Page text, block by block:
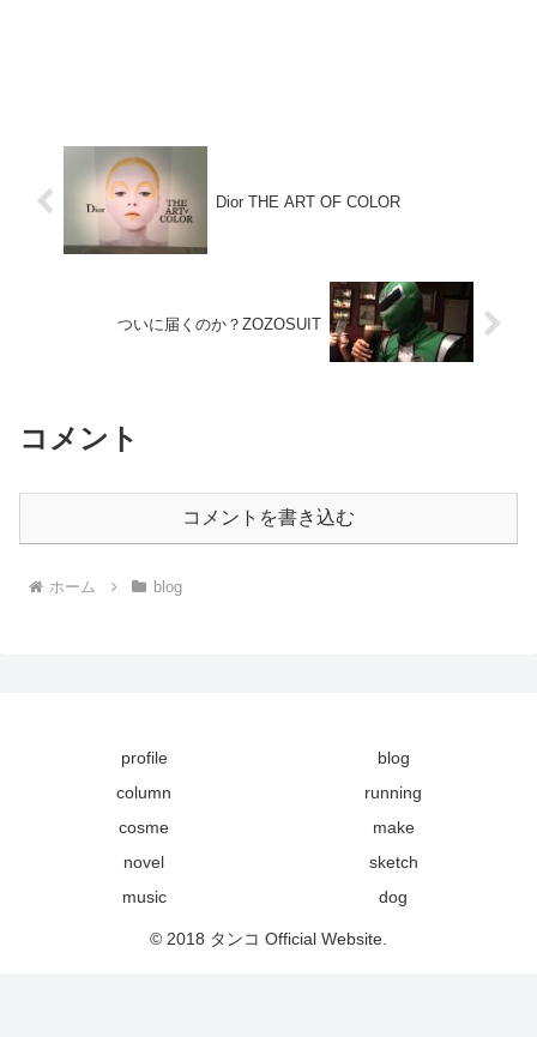
Dior THE ART OF COLOR
ついに届くのか？ZOZOSUIT
コメント
コメントを書き込む
ホーム blog
profile
blog
column
running
cosme
make
novel
sketch
music
dog
© 2018 タンコ Official Website.